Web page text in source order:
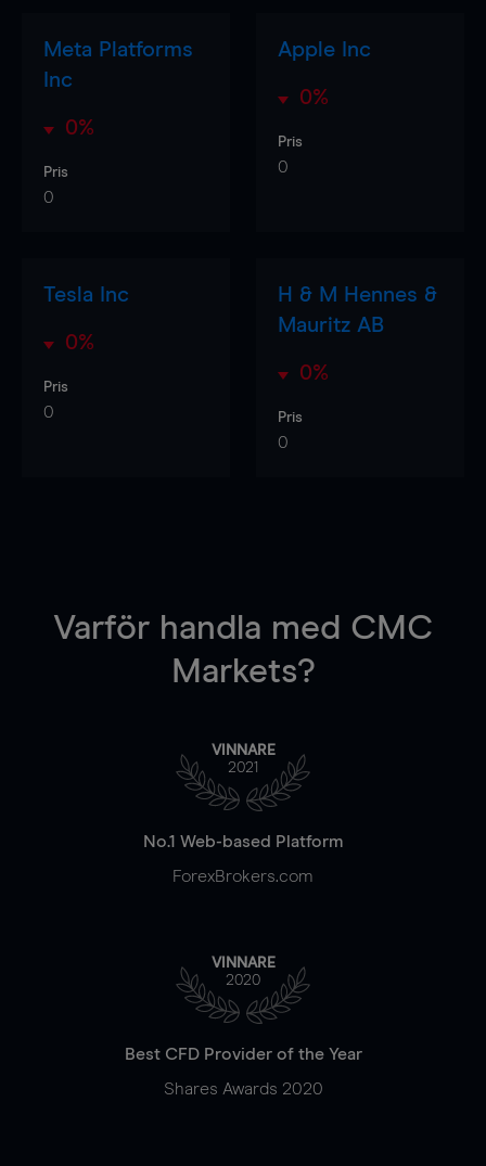
Meta Platforms
Inc
0%
Pris
0
Apple Inc
0%
Pris
0
Tesla Inc
0%
Pris
0
H & M Hennes &
Mauritz AB
0%
Pris
0
Varför handla med CMC
Markets?
VINNARE
2021
No.1 Web-based Platform
ForexBrokers.com
VINNARE
2020
Best CFD Provider of the Year
Shares Awards 2020